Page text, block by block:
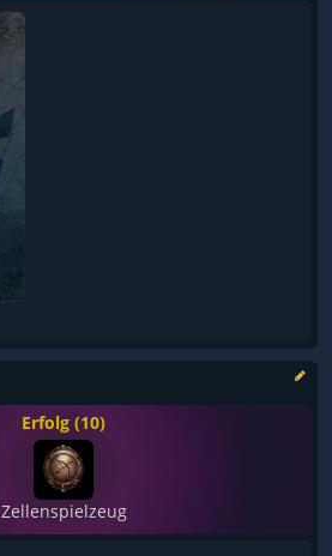
Erfolg (10)
Zellenspielzeug